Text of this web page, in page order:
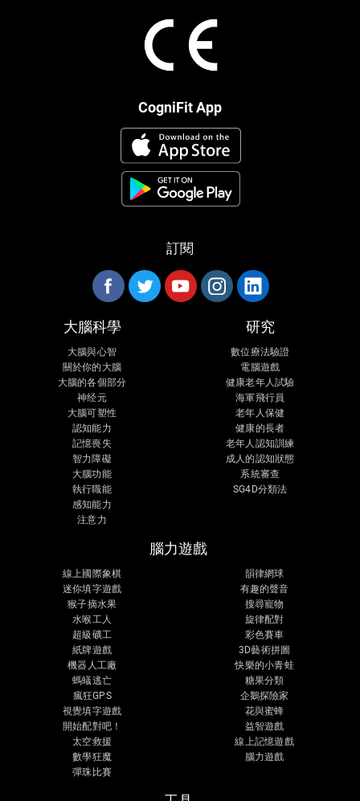
CogniFit App
訂閱
大腦科學
大腦與心智
關於你的大腦
大腦的各個部分
神经元
大腦可塑性
認知能力
記憶喪失
智力障礙
大腦功能
執行職能
感知能力
注意力
研究
數位療法驗證
電腦遊戲
健康老年人試驗
海軍飛行員
老年人保健
健康的長者
老年人認知訓練
成人的認知狀態
系統審查
SG4D分類法
腦力遊戲
線上國際象棋
迷你填字遊戲
猴子摘水果
水喉工人
超級礦工
紙牌遊戲
機器人工廠
螞蟻逃亡
瘋狂GPS
視覺填字遊戲
開始配對吧！
太空救援
數學狂魔
彈珠比賽
韻律網球
有趣的聲音
搜尋寵物
旋律配對
彩色賽車
3D藝術拼圖
快樂的小青蛙
糖果分類
企鵝探險家
花與蜜蜂
益智遊戲
線上記憶遊戲
腦力遊戲